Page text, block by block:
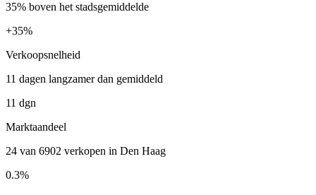
35% boven het stadsgemiddelde
+35%
Verkoopsnelheid
11 dagen langzamer dan gemiddeld
11 dgn
Marktaandeel
24 van 6902 verkopen in Den Haag
0.3%